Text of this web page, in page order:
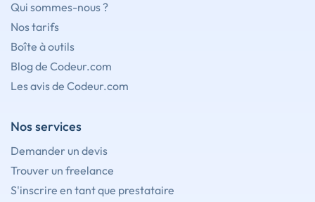
Qui sommes-nous ?
Nos tarifs
Boîte à outils
Blog de Codeur.com
Les avis de Codeur.com
Nos services
Demander un devis
Trouver un freelance
S'inscrire en tant que prestataire